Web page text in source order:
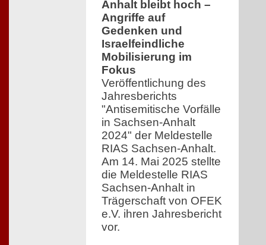
Anhalt bleibt hoch –
Angriffe auf
Gedenken und
Israelfeindliche
Mobilisierung im
Fokus
Veröffentlichung des
Jahresberichts
"Antisemitische Vorfälle
in Sachsen-Anhalt
2024" der Meldestelle
RIAS Sachsen-Anhalt.
Am 14. Mai 2025 stellte
die Meldestelle RIAS
Sachsen-Anhalt in
Trägerschaft von OFEK
e.V. ihren Jahresbericht
vor.